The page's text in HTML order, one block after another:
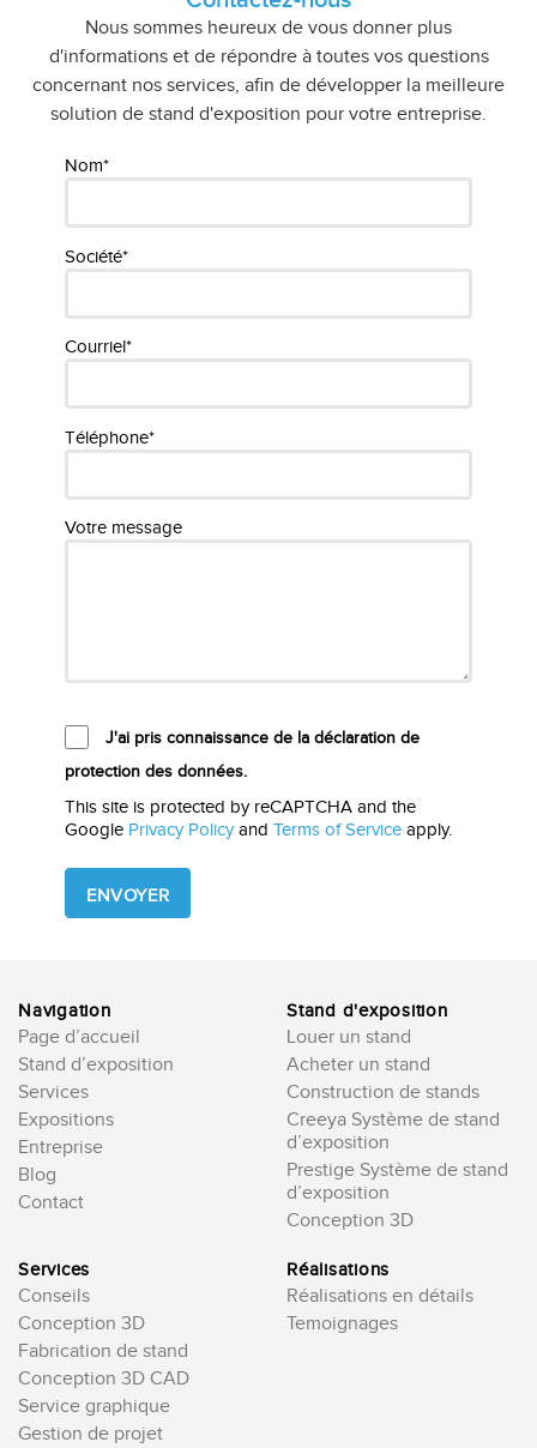
Nous sommes heureux de vous donner plus
d'informations et de répondre à toutes vos questions
concernant nos services, afin de développer la meilleure
solution de stand d'exposition pour votre entreprise.
Nom*
Société*
Courriel*
Téléphone*
Votre message
J'ai pris connaissance de la déclaration de
protection des données.
This site is protected by reCAPTCHA and the
Google Privacy Policyand Terms of Service apply.
leave
this
field
Navigation
Page d’accueil
Stand d’exposition
Services
Expositions
Entreprise
Blog
Contact
Stand d'exposition
Louer un stand
Acheter un stand
Construction de stands
Creeya Système de stand
d’exposition
Prestige Système de stand
d’exposition
Conception 3D
Services
Conseils
Conception 3D
Fabrication de stand
Conception 3D CAD
Service graphique
Gestion de projet
Réalisations
Réalisations en détails
Temoignages